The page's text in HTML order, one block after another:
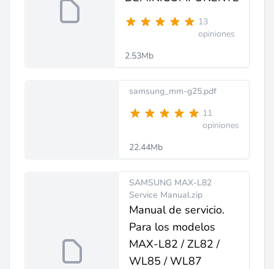
13
opiniones
2.53Mb
samsung_mm-g25.pdf
11
opiniones
22.44Mb
SAMSUNG MAX-L82
Service Manual.zip
Manual de servicio.
Para los modelos
MAX-L82 / ZL82 /
WL85 / WL87